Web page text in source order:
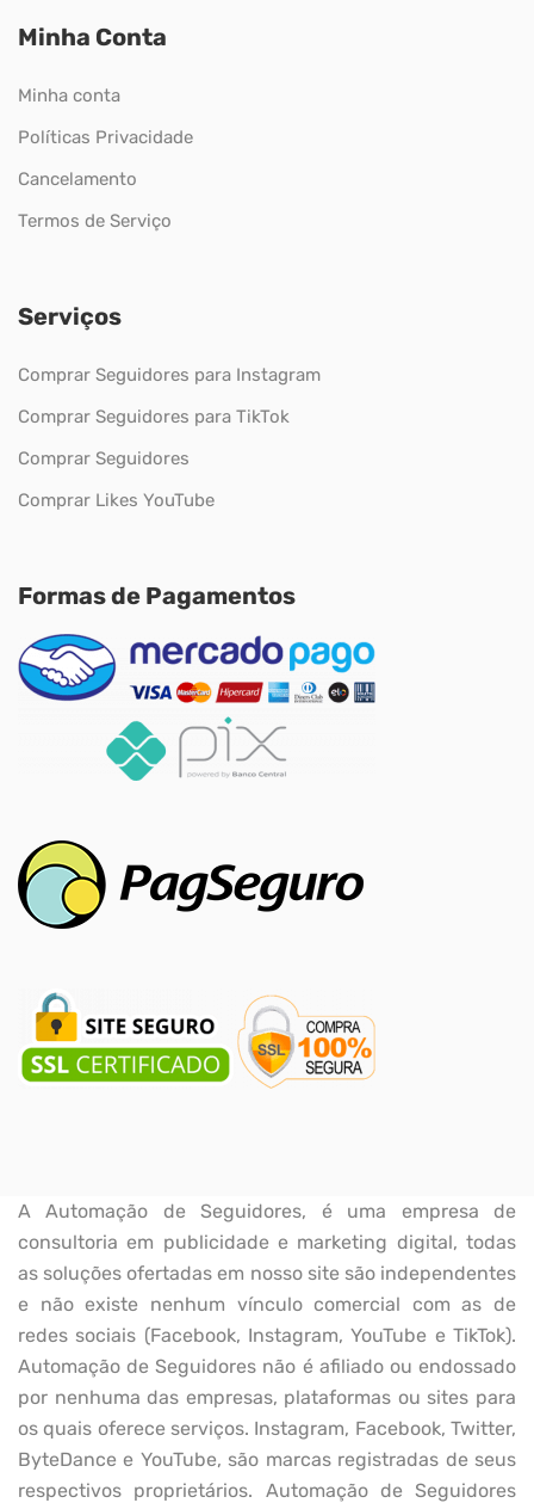
Minha Conta
Minha conta
Políticas Privacidade
Cancelamento
Termos de Serviço
Serviços
Comprar Seguidores para Instagram
Comprar Seguidores para TikTok
Comprar Seguidores
Comprar Likes YouTube
Formas de Pagamentos
A Automação de Seguidores, é uma empresa de
consultoria em publicidade e marketing digital, todas
as soluções ofertadas em nosso site são independentes
e não existe nenhum vínculo comercial com as de
redes sociais (Facebook, Instagram, YouTube e TikTok).
Automação de Seguidores não é afiliado ou endossado
por nenhuma das empresas, plataformas ou sites para
os quais oferece serviços. Instagram, Facebook, Twitter,
ByteDance e YouTube, são marcas registradas de seus
respectivos proprietários. Automação de Seguidores